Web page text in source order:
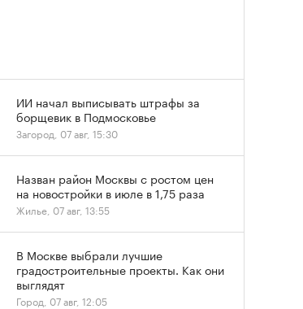
ИИ начал выписывать штрафы за
борщевик в Подмосковье
Загород, 07 авг, 15:30
Назван район Москвы с ростом цен
на новостройки в июле в 1,75 раза
Жилье, 07 авг, 13:55
В Москве выбрали лучшие
градостроительные проекты. Как они
выглядят
Город, 07 авг, 12:05